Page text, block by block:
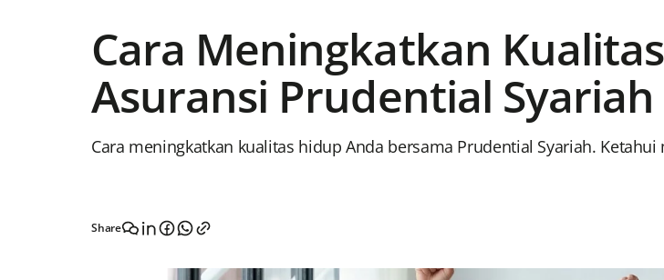
Cara Meningkatkan
Asuransi Prudential Syariah
Cara meningkatkan kualitas hidup Anda bersama Prudential Syariah.
Share